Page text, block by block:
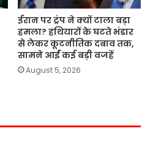
ईरान पर ट्रंप ने क्यों टाला बड़ा
हमला? हथियारों के घटते भंडार
से लेकर कूटनीतिक दबाव तक,
सामने आईं कई बड़ी वजहें
August 5, 2026